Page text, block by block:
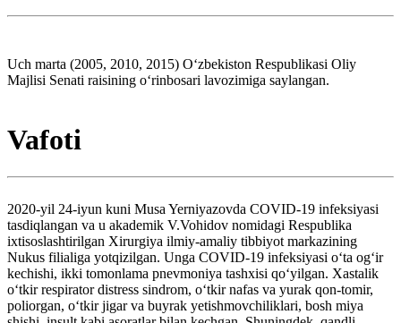
Uch marta (2005, 2010, 2015) Oʻzbekiston Respublikasi Oliy
Majlisi Senati raisining oʻrinbosari lavozimiga saylangan.
Vafoti
2020-yil 24-iyun kuni Musa Yerniyazovda COVID-19 infeksiyasi
tasdiqlangan va u akademik V.Vohidov nomidagi Respublika
ixtisoslashtirilgan Xirurgiya ilmiy-amaliy tibbiyot markazining
Nukus filialiga yotqizilgan. Unga COVID-19 infeksiyasi oʻta ogʻir
kechishi, ikki tomonlama pnevmoniya tashxisi qoʻyilgan. Xastalik
oʻtkir respirator distress sindrom, oʻtkir nafas va yurak qon-tomir,
poliorgan, oʻtkir jigar va buyrak yetishmovchiliklari, bosh miya